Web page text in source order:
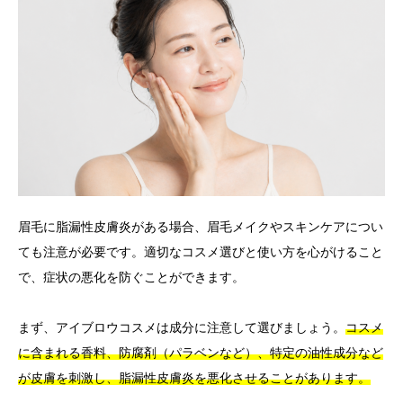
眉毛に脂漏性皮膚炎がある場合、眉毛メイクやスキンケアについ
ても注意が必要です。適切なコスメ選びと使い方を心がけること
で、症状の悪化を防ぐことができます。
まず、アイブロウコスメは成分に注意して選びましょう。 コスメ
に含まれる香料、防腐剤（パラベンなど）、特定の油性成分など
が皮膚を刺激し、脂漏性皮膚炎を悪化させることがあります。